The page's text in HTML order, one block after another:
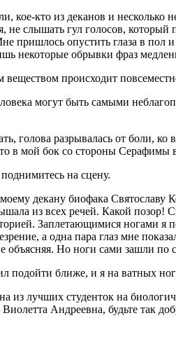
кое-кто из деканов и несколько
не слышать гул голосов,
пришлось опустить глаза в
некоторые обрывки фраз
веществом происходит
могут быть самыми
голова разрывалась от боли,
в мой бок со стороны Серафимы
на сцену.
декану биофака
из всех речей. Какой позор!
Заплетающимися ногами я
а одна пара глаз мне
объясняя. Но ноги сами зашли
подойти ближе, и я на ватных
из лучших студенток на
Андреевна, будьте так